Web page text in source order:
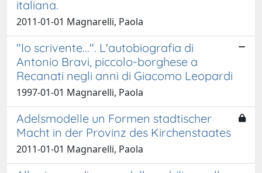
italiana.
2011-01-01 Magnarelli, Paola
"Io scrivente...". L'autobiografia di
Antonio Bravi, piccolo-borghese a
Recanati negli anni di Giacomo Leopardi
1997-01-01 Magnarelli, Paola
Adelsmodelle un Formen stadtischer
Macht in der Provinz des Kirchenstaates
2011-01-01 Magnarelli, Paola